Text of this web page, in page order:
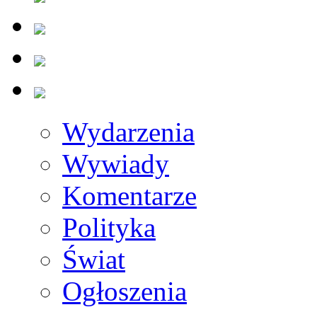
Wydarzenia
Wywiady
Komentarze
Polityka
Świat
Ogłoszenia